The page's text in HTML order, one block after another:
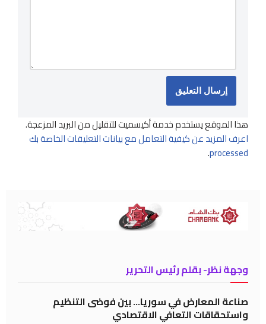
هذا الموقع يستخدم خدمة أكيسميت للتقليل من البريد المزعجة.
اعرف المزيد عن كيفية التعامل مع بيانات التعليقات الخاصة بك
processed
.
وجهة نظر- بقلم رئيس التحرير
صناعة المعارض في سوريا… بين فوضى التنظيم
واستحقاقات التعافي الاقتصادي